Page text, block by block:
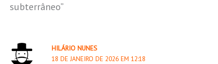
subterrâneo”
HILÁRIO NUNES
18 DE JANEIRO DE 2026 EM 12:18